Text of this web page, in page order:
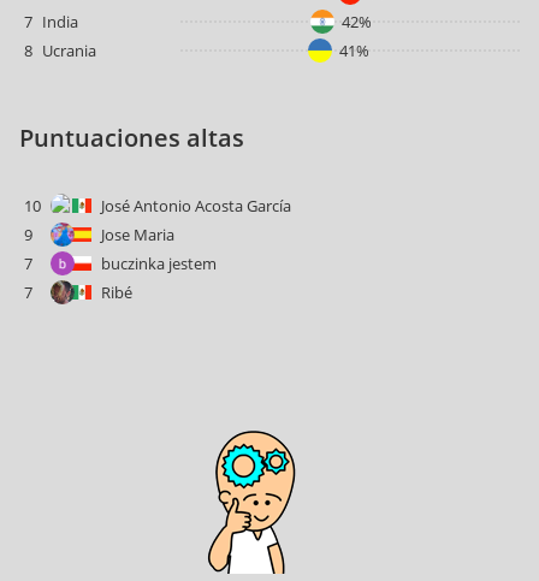
7 India
42%
8 Ucrania 41%
Puntuaciones altas
10
José Antonio Acosta García
9
Jose Maria
7
buczinka jestem
7
Ribé